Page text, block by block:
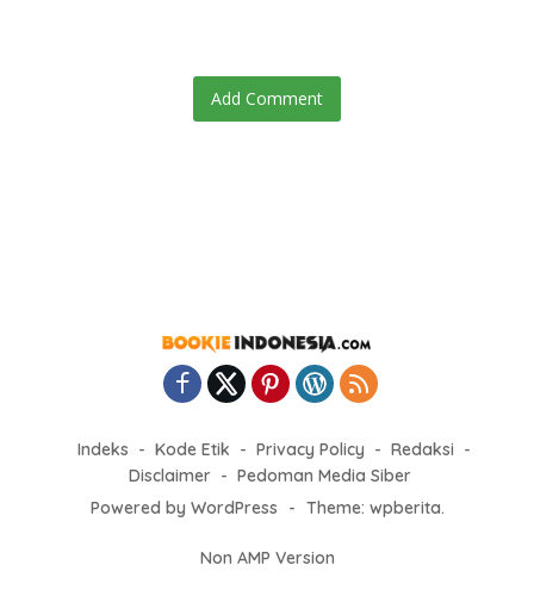
Add Comment
Indeks Kode Etik Privacy Policy
Redaksi
Disclaimer
Pedoman Media Siber
Powered by WordPress
- Theme: wpberita.
Non AMP Version